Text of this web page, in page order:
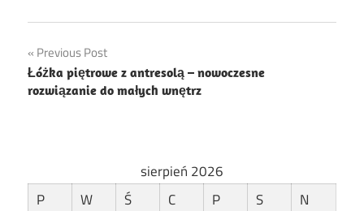
Nawigacja
wpisu
Previous Post
Łóżka piętrowe z antresolą – nowoczesne
rozwiązanie do małych wnętrz
sierpień 2026
P
W Ś C P S
N